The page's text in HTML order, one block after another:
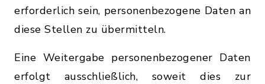
erforderlich sein, personenbezogene Daten an
diese Stellen zu übermitteln.
Eine Weitergabe personenbezogener Daten
erfolgt ausschließlich, soweit dies zur